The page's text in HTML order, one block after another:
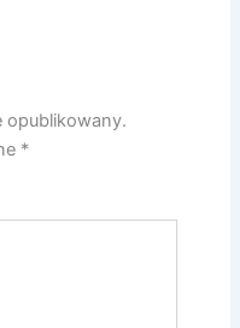
opublikowany.
*